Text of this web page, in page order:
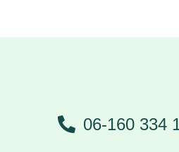
06-160 334